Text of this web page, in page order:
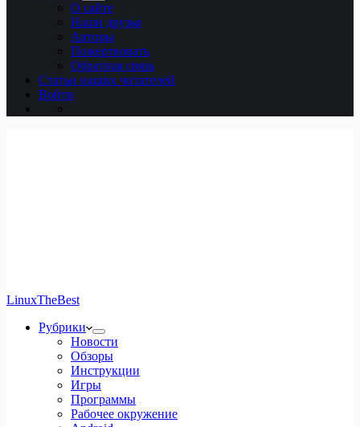
О сайте
Наши друзья
Авторы
Пожертвовать
Обратная связь
Статьи наших читателей
Войти
LinuxTheBest
Рубрики
Новости
Обзоры
Инструкции
Игры
Программы
Рабочее окружение